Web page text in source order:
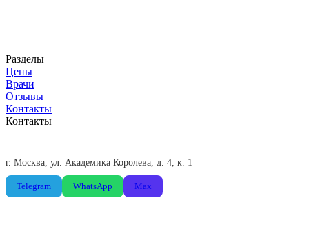
Разделы
Цены
Врачи
Отзывы
Контакты
Контакты
г. Москва, ул. Академика Королева, д. 4, к. 1
Telegram WhatsApp Max